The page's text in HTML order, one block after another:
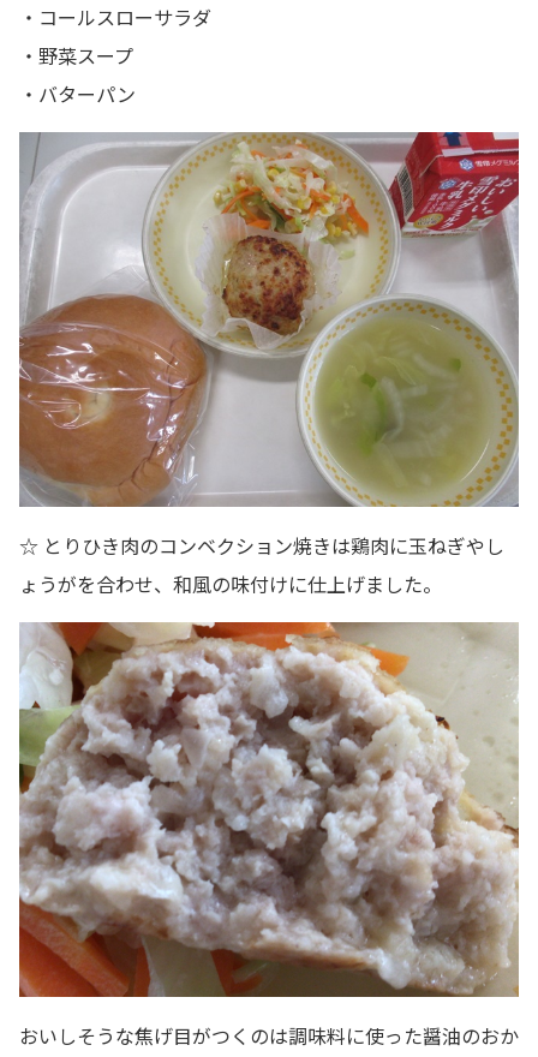
・コールスローサラダ
・野菜スープ
・バターパン
☆ とりひき肉のコンベクション焼きは鶏肉に玉ねぎやし
ょうがを合わせ、和風の味付けに仕上げました。
おいしそうな焦げ目がつくのは調味料に使った醤油のおか